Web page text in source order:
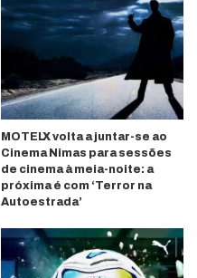
MOTELX volta a juntar-se ao
Cinema Nimas para sessões
de cinema à meia-noite: a
próxima é com ‘Terror na
Autoestrada’